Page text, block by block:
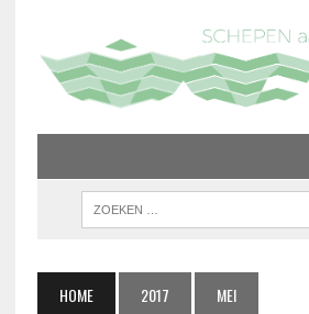
HOME 2017 MEI